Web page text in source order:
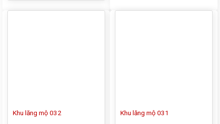
Khu lăng mộ 032 Khu lăng mộ 031